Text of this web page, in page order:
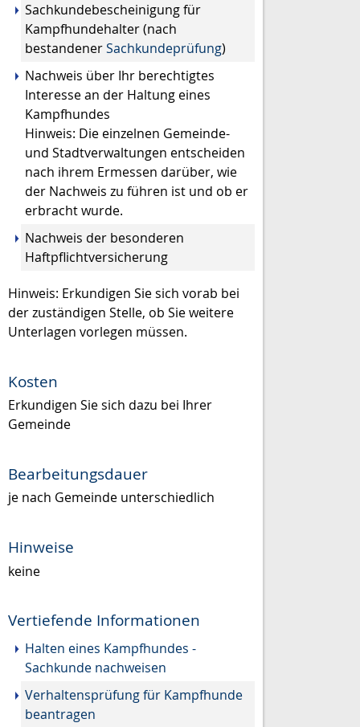
Sachkundebescheinigung für
Kampfhundehalter (nach
bestandenerSachkundeprüfung)
Nachweis über Ihr berechtigtes
Interesse an der Haltung eines
Kampfhundes
Hinweis: Die einzelnen Gemeinde-
und Stadtverwaltungen entscheiden
nach ihrem Ermessen darüber, wie
der Nachweis zu führen ist und ob er
erbracht wurde.
Nachweis der besonderen
Haftpflichtversicherung
Hinweis: Erkundigen Sie sich vorab bei
der zuständigen Stelle, ob Sie weitere
Unterlagen vorlegen müssen.
Kosten
Erkundigen Sie sich dazu bei Ihrer
Gemeinde
Bearbeitungsdauer
je nach Gemeinde unterschiedlich
Hinweise
keine
Vertiefende Informationen
Halten eines Kampfhundes -
Sachkunde nachweisen
Verhaltensprüfung für Kampfhunde
beantragen